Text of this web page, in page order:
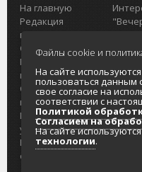
На главную
Редакция
портала
О проекте
Реклама на
портале
Отзывы и
предложения
Интернет-
услуги
Разработка
сайтов
Файлы cookie и
На сайте
пользоваться данным
свое согласие на
соответствии с
Политикой
Согласием на
На сайте
технологии.